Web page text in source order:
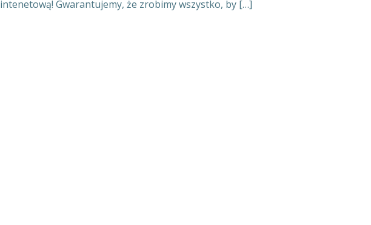
intenetową! Gwarantujemy, że zrobimy wszystko, by […]